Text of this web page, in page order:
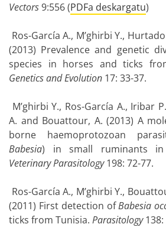
Vectors9:556 (PDFa deskargatu)
Ros-García A., M’ghirbi Y.,
(2013) Prevalence and genetic
species in horses and ticks
Genetics and Evolution 17: 33-37.
M’ghirbi Y., Ros-García A., Iribar
A. and Bouattour, A. (2013) A
borne haemoprotozoan
Babesia) in small ruminants in
Veterinary Parasitology198: 72-77.
Ros-García A., M’ghirbi Y.,
(2011) First detection ofBabesia
ticks from Tunisia. Parasitology138: